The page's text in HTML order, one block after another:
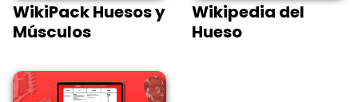
WikiPack Huesos y
Músculos
Wikipedia del
Hueso